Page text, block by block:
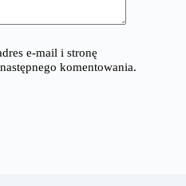
e-mail i stronę
komentowania.